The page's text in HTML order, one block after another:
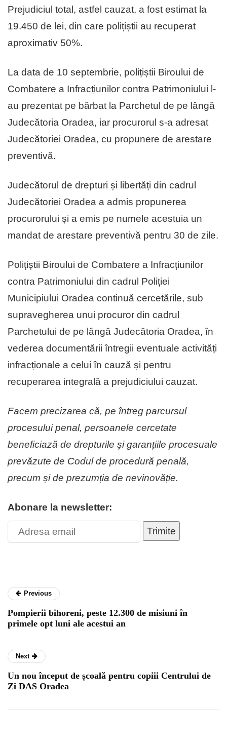
Prejudiciul total, astfel cauzat, a fost estimat la
19.450 de lei, din care polițiștii au recuperat
aproximativ 50%.
La data de 10 septembrie, polițiștii Biroului de
Combatere a Infracțiunilor contra Patrimoniului l-
au prezentat pe bărbat la Parchetul de pe lângă
Judecătoria Oradea, iar procurorul s-a adresat
Judecătoriei Oradea, cu propunere de arestare
preventivă.
Judecătorul de drepturi și libertăți din cadrul
Judecătoriei Oradea a admis propunerea
procurorului și a emis pe numele acestuia un
mandat de arestare preventivă pentru 30 de zile.
Polițiștii Biroului de Combatere a Infracțiunilor
contra Patrimoniului din cadrul Poliției
Municipiului Oradea continuă cercetările, sub
supravegherea unui procuror din cadrul
Parchetului de pe lângă Judecătoria Oradea, în
vederea documentării întregii eventuale activități
infracționale a celui în cauză și pentru
recuperarea integrală a prejudiciului cauzat.
Facem precizarea că, pe întreg parcursul
procesului penal, persoanele cercetate
beneficiază de drepturile și garanțiile procesuale
prevăzute de Codul de procedură penală,
precum și de prezumția de nevinovăție.
Abonare la newsletter:
Trimite
Previous
Pompierii bihoreni, peste 12.300 de misiuni în
primele opt luni ale acestui an
Next
Un nou început de școală pentru copiii Centrului de
Zi DAS Oradea